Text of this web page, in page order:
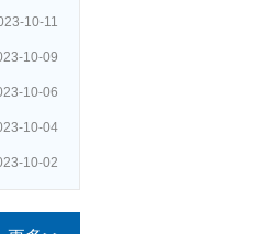
10-11
10-09
10-06
10-04
10-02